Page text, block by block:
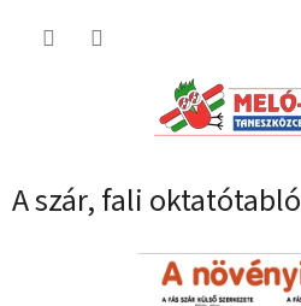
A szár, fali oktatótabló